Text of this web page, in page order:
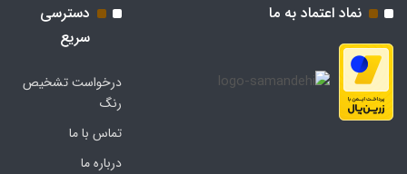
نماد اعتماد به ما
دسترسی
سریع
درخواست تشخیص
رنگ
تماس با ما
درباره ما